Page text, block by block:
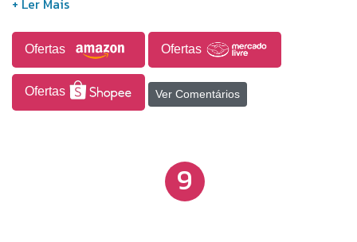
Ofertas Ofertas
Ofertas Ver Comentários
9